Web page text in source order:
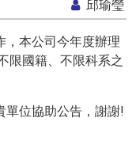
邱瑜瑩
，本公司今年度辦理
限國籍、不限科系之
單位協助公告，謝謝!